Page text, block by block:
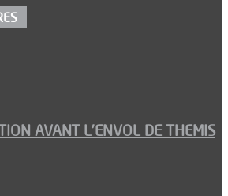
AVANT L’ENVOL DE THEMIS